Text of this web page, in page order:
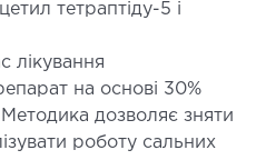
тетраптіду-5 і
лікування
на основі 30%
дозволяє зняти
роботу сальних